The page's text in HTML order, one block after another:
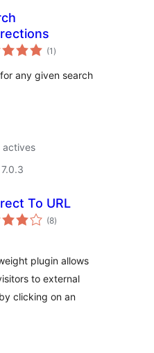
(1 puntuacions
totals
)
any given search
actives
To URL
(8puntuacions
totals
)
plugin allows
to external
clicking on an